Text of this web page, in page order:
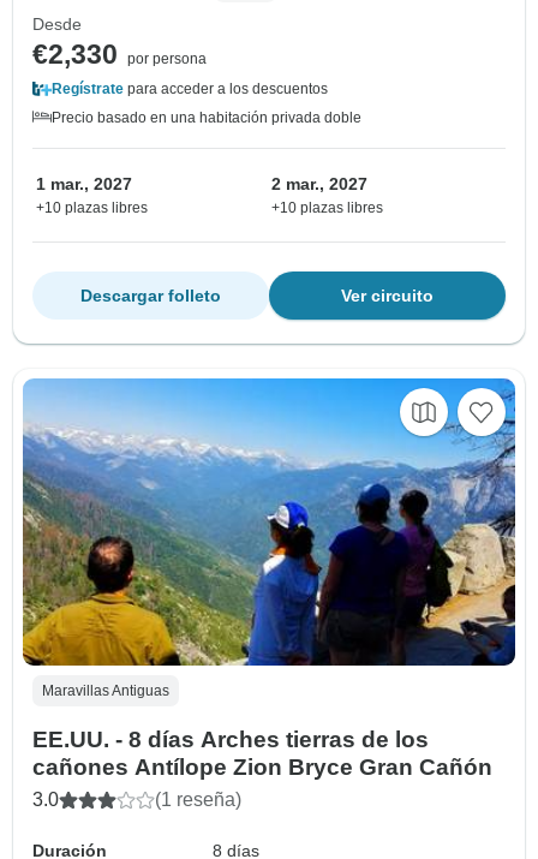
Desde
€2,330
por persona
Regístrate para acceder a los descuentos
Precio basado en una habitación privada doble
1 mar., 2027
+10 plazas libres
2 mar., 2027
+10 plazas libres
Ver circuito
Descargar folleto
Maravillas Antiguas
EE.UU. - 8 días Arches tierras de los
cañones Antílope Zion Bryce Gran Cañón
3.0 (1 reseña)
Duración
8 días